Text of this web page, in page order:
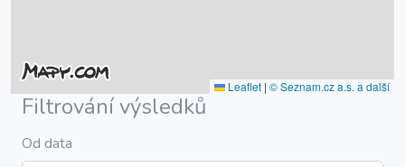
Leaflet | © Seznam.cz a.s. a další
Filtrování výsledků
Od data